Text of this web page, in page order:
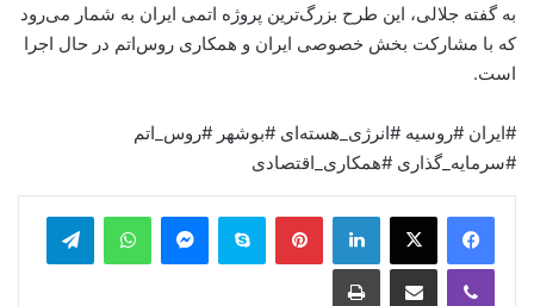
به گفته جلالی، این طرح بزرگ‌ترین پروژه اتمی ایران به شمار می‌رود
که با مشارکت بخش خصوصی ایران و همکاری روس‌اتم در حال اجرا
است.
#ایران #روسیه #انرژی_هسته‌ای #بوشهر #روس_اتم
#سرمایه_گذاری #همکاری_اقتصادی
LinkedIn
Pinterest
Skype
Messenger
WhatsApp
Viber
Share via Email
Print